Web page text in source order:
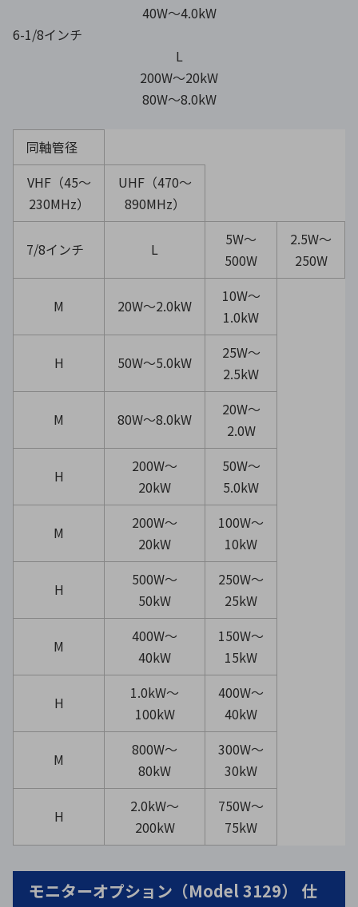
40W〜4.0kW
6-1/8インチ
L
200W〜20kW
80W〜8.0kW
同軸管径
VHF（45〜
230MHz）
UHF（470〜
890MHz）
7/8インチ L
5W〜
500W
2.5W〜
250W
M 20W〜2.0kW
10W〜
1.0kW
H 50W〜5.0kW
25W〜
2.5kW
M 80W〜8.0kW
20W〜
2.0W
H
200W〜
20kW
50W〜
5.0kW
M
200W〜
20kW
100W〜
10kW
H
500W〜
50kW
250W〜
25kW
M
400W〜
40kW
150W〜
15kW
H
1.0kW〜
100kW
400W〜
40kW
M
800W〜
80kW
300W〜
30kW
H
2.0kW〜
200kW
750W〜
75kW
モニターオプション（Model 3129） 仕